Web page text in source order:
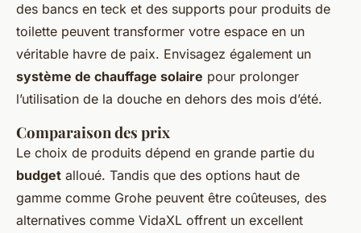
des bancs en teck et des supports pour produits de
toilette peuvent transformer votre espace en un
véritable havre de paix. Envisagez également un
système de chauffage solaire pour prolonger
l’utilisation de la douche en dehors des mois d’été.
Comparaison des prix
Le choix de produits dépend en grande partie du
budget alloué. Tandis que des options haut de
gamme comme Grohe peuvent être coûteuses, des
alternatives comme VidaXL offrent un excellent